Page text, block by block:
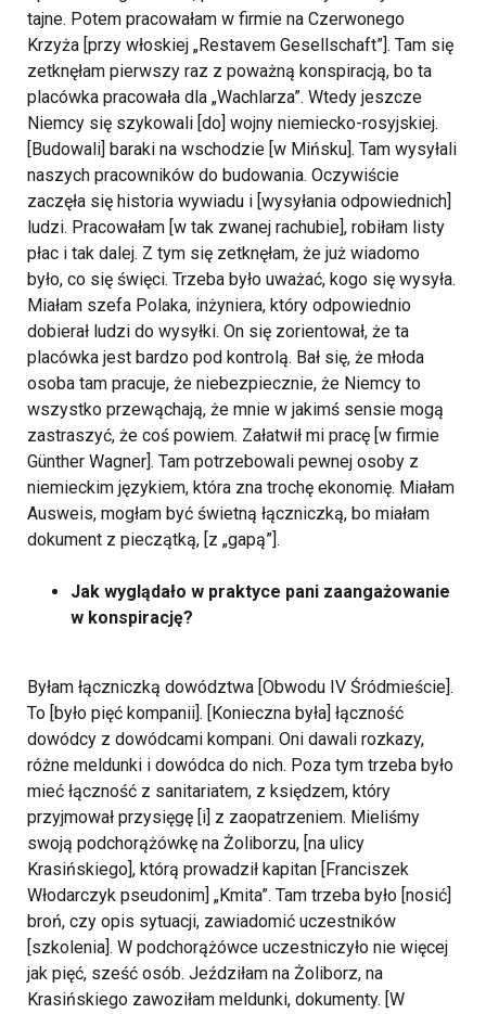
tajne. Potem pracowałam w firmie na Czerwonego
Krzyża [przy włoskiej „Restavem Gesellschaft”]. Tam się
zetknęłam pierwszy raz z poważną konspiracją, bo ta
placówka pracowała dla „Wachlarza”. Wtedy jeszcze
Niemcy się szykowali [do] wojny niemiecko-rosyjskiej.
[Budowali] baraki na wschodzie [w Mińsku]. Tam wysyłali
naszych pracowników do budowania. Oczywiście
zaczęła się historia wywiadu i [wysyłania odpowiednich]
ludzi. Pracowałam [w tak zwanej rachubie], robiłam listy
płac i tak dalej. Z tym się zetknęłam, że już wiadomo
było, co się święci. Trzeba było uważać, kogo się wysyła.
Miałam szefa Polaka, inżyniera, który odpowiednio
dobierał ludzi do wysyłki. On się zorientował, że ta
placówka jest bardzo pod kontrolą. Bał się, że młoda
osoba tam pracuje, że niebezpiecznie, że Niemcy to
wszystko przewąchają, że mnie w jakimś sensie mogą
zastraszyć, że coś powiem. Załatwił mi pracę [w firmie
Günther Wagner]. Tam potrzebowali pewnej osoby z
niemieckim językiem, która zna trochę ekonomię. Miałam
Ausweis, mogłam być świetną łączniczką, bo miałam
dokument z pieczątką, [z „gapą”].
Jak wyglądało w praktyce pani zaangażowanie
w konspirację?
Byłam łączniczką dowództwa [Obwodu IV Śródmieście].
To [było pięć kompanii]. [Konieczna była] łączność
dowódcy z dowódcami kompani. Oni dawali rozkazy,
różne meldunki i dowódca do nich. Poza tym trzeba było
mieć łączność z sanitariatem, z księdzem, który
przyjmował przysięgę [i] z zaopatrzeniem. Mieliśmy
swoją podchorążówkę na Żoliborzu, [na ulicy
Krasińskiego], którą prowadził kapitan [Franciszek
Włodarczyk pseudonim] „Kmita”. Tam trzeba było [nosić]
broń, czy opis sytuacji, zawiadomić uczestników
[szkolenia]. W podchorążówce uczestniczyło nie więcej
jak pięć, sześć osób. Jeździłam na Żoliborz, na
Krasińskiego zawoziłam meldunki, dokumenty. [W